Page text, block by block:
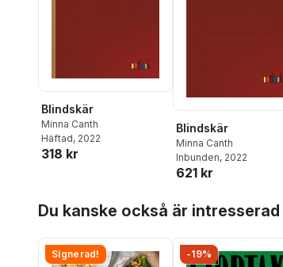
Blindskär
Minna Canth
Häftad, 2022
318 kr
Blindskär
Minna Canth
Inbunden, 2022
621 kr
Du kanske också är
Signerad! -19%